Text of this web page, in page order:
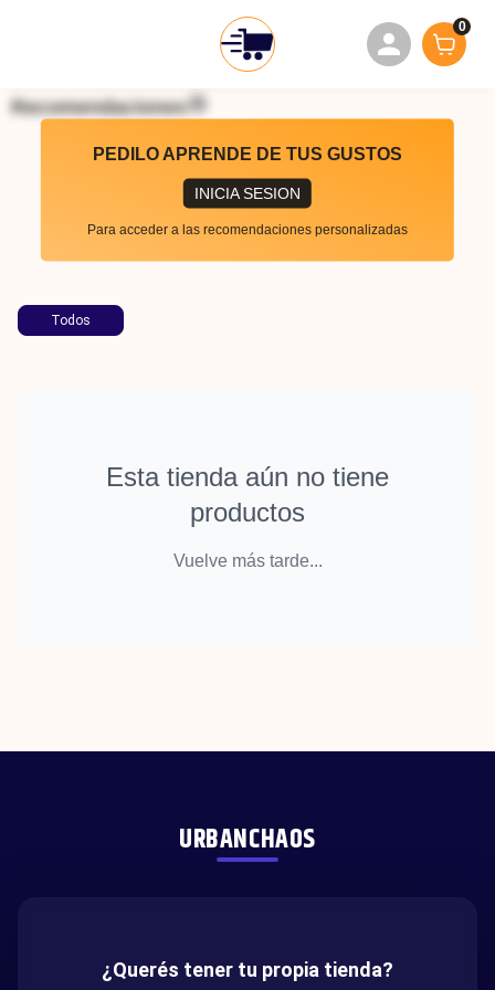
0
PEDILO APRENDE DE TUS GUSTOS
INICIA SESION
Para acceder a las recomendaciones personalizadas
Recomendaciones
Todos
Esta tienda aún no tiene
productos
Vuelve más tarde...
URBANCHAOS
¿Querés tener tu propia tienda?